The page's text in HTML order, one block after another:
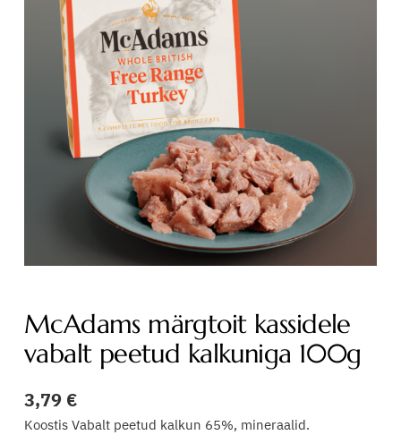
McAdams märgtoit kassidele
vabalt peetud kalkuniga 100g
3,79 €
Koostis Vabalt peetud kalkun 65%, mineraalid.